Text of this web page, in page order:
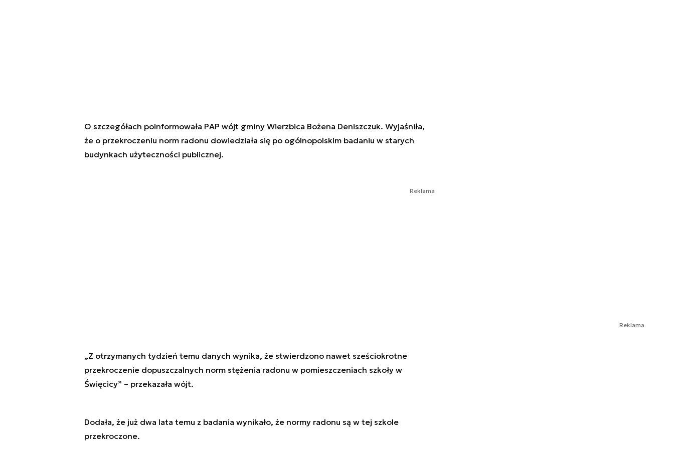
O szczegółach poinformowała PAP wójt gminy Wierzbica Bożena Deniszczuk. Wyjaśniła,
że o przekroczeniu norm radonu dowiedziała się po ogólnopolskim badaniu w starych
budynkach użyteczności publicznej.
Reklama
„Z otrzymanych tydzień temu danych wynika, że stwierdzono nawet sześciokrotne
przekroczenie dopuszczalnych norm stężenia radonu w pomieszczeniach szkoły w
Święcicy” – przekazała wójt.
Dodała, że już dwa lata temu z badania wynikało, że normy radonu są w tej szkole
przekroczone.
Reklama